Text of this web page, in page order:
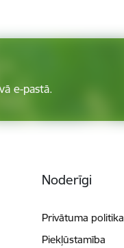
e-pastā.
Noderīgi
Privātuma politika
Piekļūstamība